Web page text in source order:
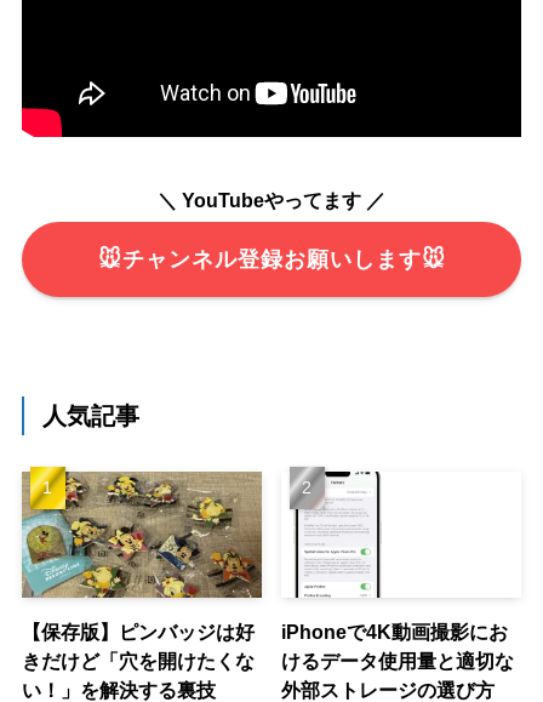
＼ YouTubeやってます ／
🐭チャンネル登録お願いします🐭
人気記事
【保存版】ピンバッジは好
きだけど「穴を開けたくな
い！」を解決する裏技
iPhoneで4K動画撮影にお
けるデータ使用量と適切な
外部ストレージの選び方